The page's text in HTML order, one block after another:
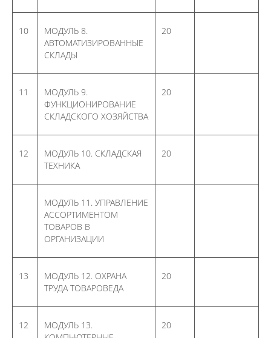
состояния и физико-
механических свойств
использованием
качественных и
закономерностей
геологических
геологической среды с
сооружениями и
мотивации к
10
МОДУЛЬ 8.
АВТОМАТИЗИРОВАННЫЕ
СКЛАДЫ
20
11
МОДУЛЬ 9.
ФУНКЦИОНИРОВАНИЕ
СКЛАДСКОГО ХОЗЯЙСТВА
20
12
МОДУЛЬ 10. СКЛАДСКАЯ
ТЕХНИКА
20
МОДУЛЬ 11. УПРАВЛЕНИЕ
АССОРТИМЕНТОМ
ТОВАРОВ В
ОРГАНИЗАЦИИ
13
МОДУЛЬ 12. ОХРАНА
ТРУДА ТОВАРОВЕДА
20
12
МОДУЛЬ 13.
20